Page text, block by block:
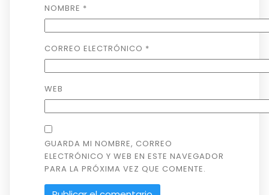
NOMBRE *
CORREO ELECTRÓNICO *
WEB
GUARDA MI NOMBRE, CORREO
ELECTRÓNICO Y WEB EN ESTE NAVEGADOR
PARA LA PRÓXIMA VEZ QUE COMENTE.